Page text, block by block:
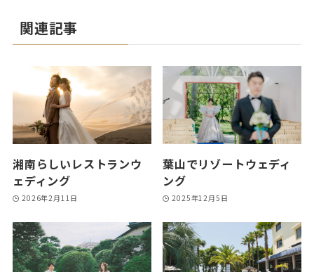
関連記事
湘南らしいレストランウ
ェディング
2026年2月11日
葉山でリゾートウェディ
ング
2025年12月5日